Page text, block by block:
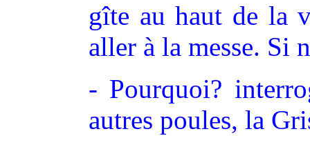
gîte au haut de la
aller à la messe. Si
- Pourquoi?
autres poules, la